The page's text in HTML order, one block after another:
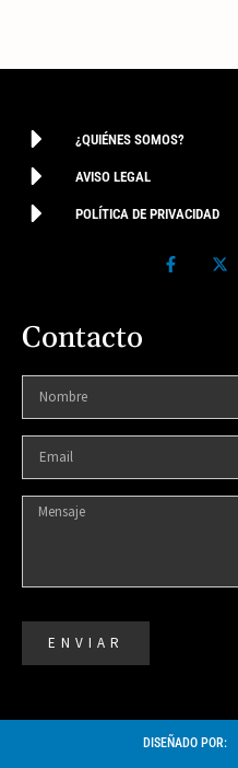
¿QUIÉNES SOMOS?
AVISO LEGAL
POLÍTICA DE PRIVACIDAD
Contacto
ENVIAR
DISEÑADO POR: